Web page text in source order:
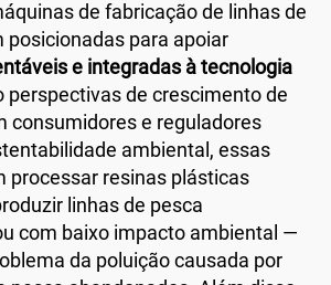
de fabricação de linhas de
posicionadas para apoiar
e integradas à tecnologia
perspectivas de crescimento de
consumidores e reguladores
ambiental, essas
processar resinas plásticas
linhas de pesca
com baixo impacto ambiental —
da poluição causada por